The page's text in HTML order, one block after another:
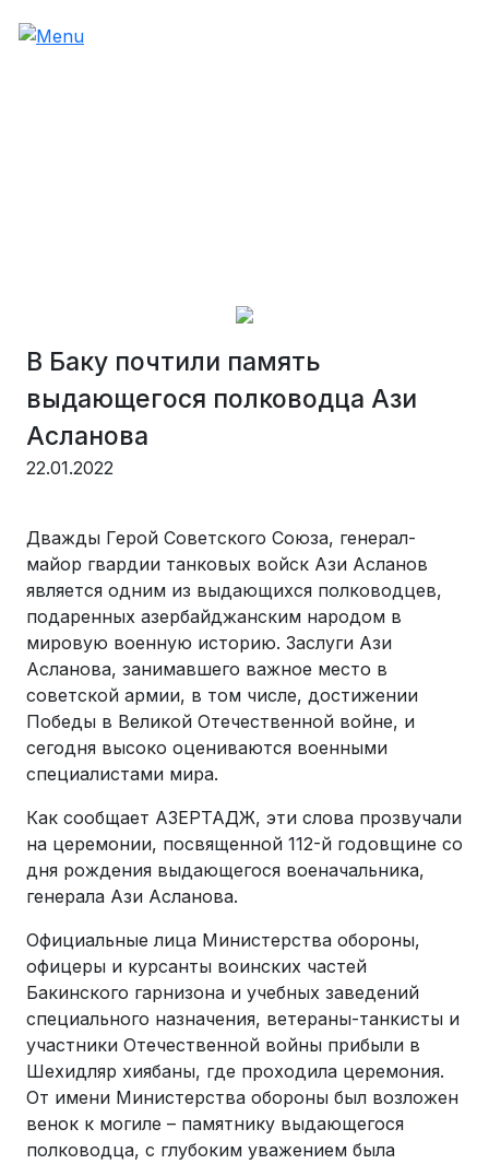
В Баку почтили память
выдающегося полководца Ази
Асланова
22.01.2022
Дважды Герой Советского Союза, генерал-
майор гвардии танковых войск Ази Асланов
является одним из выдающихся полководцев,
подаренных азербайджанским народом в
мировую военную историю. Заслуги Ази
Асланова, занимавшего важное место в
советской армии, в том числе, достижении
Победы в Великой Отечественной войне, и
сегодня высоко оцениваются военными
специалистами мира.
Как сообщает АЗЕРТАДЖ, эти слова прозвучали
на церемонии, посвященной 112-й годовщине со
дня рождения выдающегося военачальника,
генерала Ази Асланова.
Официальные лица Министерства обороны,
офицеры и курсанты воинских частей
Бакинского гарнизона и учебных заведений
специального назначения, ветераны-танкисты и
участники Отечественной войны прибыли в
Шехидляр хиябаны, где проходила церемония.
От имени Министерства обороны был возложен
венок к могиле – памятнику выдающегося
полководца, с глубоким уважением была